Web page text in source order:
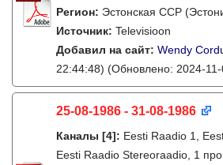
Регион: Эстонская ССР
Источник: Televisioon
Добавил на сайт: Wendy
22:44:48) (Обновлено: 2024-
25-08-1986 - 31-08-1986
Каналы [4]: Eesti Raadio 1,
Eesti Raadio Stereoraadio, 1